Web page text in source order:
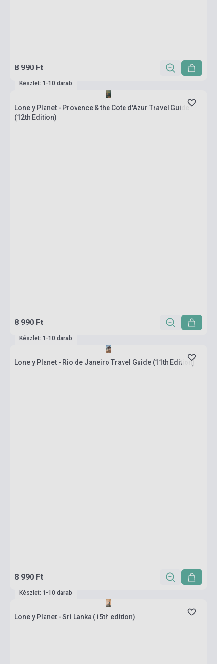
8 990 Ft
Készlet: 1-10 darab
Lonely Planet - Provence & the Cote d'Azur Travel Guide
(12th Edition)
8 990 Ft
Készlet: 1-10 darab
Lonely Planet - Rio de Janeiro Travel Guide (11th Edition)
8 990 Ft
Készlet: 1-10 darab
Lonely Planet - Sri Lanka (15th edition)